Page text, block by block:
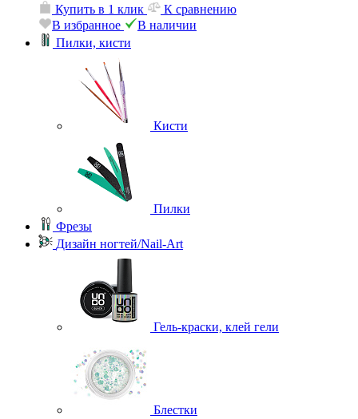
Купить в 1 клик
К сравнению
В избранное
В наличии
Пилки, кисти
Кисти
Пилки
Фрезы
Дизайн ногтей/Nail-Art
Гель-краски, клей гели
Блестки